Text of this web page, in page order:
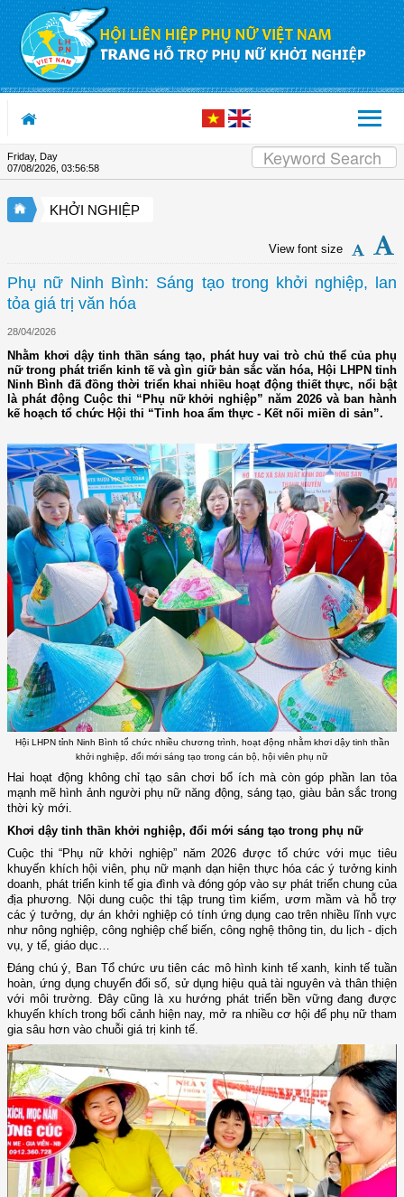
Skip to Content
Friday, Day
07/08/2026 03:56:58
KHỞI NGHIỆP
View font size
Phụ nữ Ninh Bình: Sáng tạo trong khởi nghiệp, lan
tỏa giá trị văn hóa
28/04/2026
Nhằm khơi dậy tinh thần sáng tạo, phát huy vai trò chủ thể của phụ
nữ trong phát triển kinh tế và gìn giữ bản sắc văn hóa, Hội LHPN tỉnh
Ninh Bình đã đồng thời triển khai nhiều hoạt động thiết thực, nổi bật
là phát động Cuộc thi “Phụ nữ khởi nghiệp” năm 2026 và ban hành
kế hoạch tổ chức Hội thi “Tinh hoa ẩm thực - Kết nối miền di sản”.
Hội LHPN tỉnh Ninh Bình tổ chức nhiều chương trình, hoạt động nhằm khơi dậy tinh thần
khởi nghiệp, đổi mới sáng tạo trong cán bộ, hội viên phụ nữ
Hai hoạt động không chỉ tạo sân chơi bổ ích mà còn góp phần lan tỏa
mạnh mẽ hình ảnh người phụ nữ năng động, sáng tạo, giàu bản sắc trong
thời kỳ mới.
Khơi dậy tinh thần khởi nghiệp, đổi mới sáng tạo trong phụ nữ
Cuộc thi “Phụ nữ khởi nghiệp” năm 2026 được tổ chức với mục tiêu
khuyến khích hội viên, phụ nữ mạnh dạn hiện thực hóa các ý tưởng kinh
doanh, phát triển kinh tế gia đình và đóng góp vào sự phát triển chung của
địa phương. Nội dung cuộc thi tập trung tìm kiếm, ươm mầm và hỗ trợ
các ý tưởng, dự án khởi nghiệp có tính ứng dụng cao trên nhiều lĩnh vực
như nông nghiệp, công nghiệp chế biến, công nghệ thông tin, du lịch - dịch
vụ, y tế, giáo dục…
Đáng chú ý, Ban Tổ chức ưu tiên các mô hình kinh tế xanh, kinh tế tuần
hoàn, ứng dụng chuyển đổi số, sử dụng hiệu quả tài nguyên và thân thiện
với môi trường. Đây cũng là xu hướng phát triển bền vững đang được
khuyến khích trong bối cảnh hiện nay, mở ra nhiều cơ hội để phụ nữ tham
gia sâu hơn vào chuỗi giá trị kinh tế.